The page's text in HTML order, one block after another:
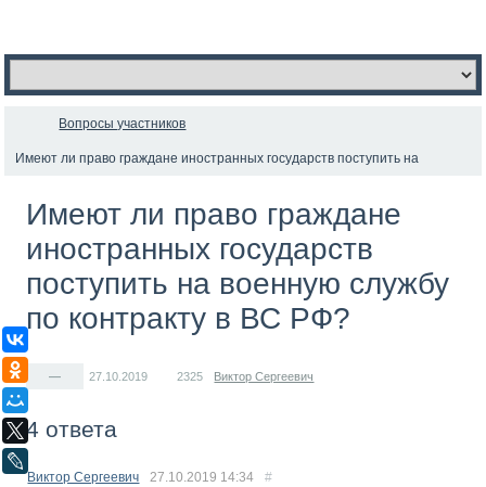
Одноклассники
X
Вопросы участников
Имеют ли право граждане иностранных государств поступить на
Имеют ли право граждане
иностранных государств
поступить на военную службу
по контракту в ВС РФ?
— 27.10.2019 2325 Виктор Сергеевич
4 ответа
Виктор Сергеевич 27.10.2019 14:34 #